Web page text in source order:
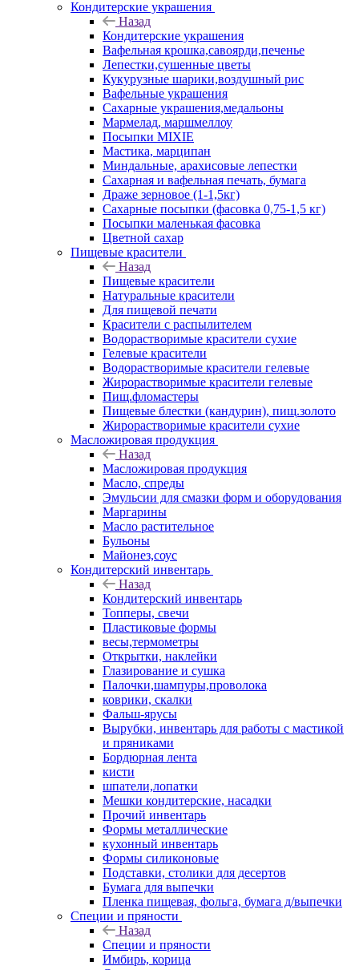
Кондитерские украшения
Назад
Кондитерские украшения
Вафельная крошка,савоярди,печенье
Лепестки,сушенные цветы
Кукурузные шарики,воздушный рис
Вафельные украшения
Сахарные украшения,медальоны
Мармелад, маршмеллоу
Посыпки MIXIE
Мастика, марципан
Миндальные, арахисовые лепестки
Сахарная и вафельная печать, бумага
Драже зерновое (1-1,5кг)
Сахарные посыпки (фасовка 0,75-1,5 кг)
Посыпки маленькая фасовка
Цветной сахар
Пищевые красители
Назад
Пищевые красители
Натуральные красители
Для пищевой печати
Красители с распылителем
Водорастворимые красители сухие
Гелевые красители
Водорастворимые красители гелевые
Жирорастворимые красители гелевые
Пищ.фломастеры
Пищевые блестки (кандурин), пищ.золото
Жирорастворимые красители сухие
Масложировая продукция
Назад
Масложировая продукция
Масло, спреды
Эмульсии для смазки форм и оборудования
Маргарины
Масло растительное
Бульоны
Майонез,соус
Кондитерский инвентарь
Назад
Кондитерский инвентарь
Топперы, свечи
Пластиковые формы
весы,термометры
Открытки, наклейки
Глазирование и сушка
Палочки,шампуры,проволока
коврики, скалки
Фальш-ярусы
Вырубки, инвентарь для работы с мастикой
и пряниками
Бордюрная лента
кисти
шпатели,лопатки
Мешки кондитерские, насадки
Прочий инвентарь
Формы металлические
кухонный инвентарь
Формы силиконовые
Подставки, столики для десертов
Бумага для выпечки
Пленка пищевая, фольга, бумага д/выпечки
Специи и пряности
Назад
Специи и пряности
Имбирь, корица